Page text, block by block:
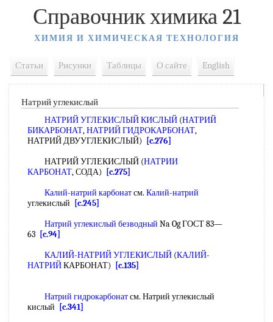
Справочник химика 21
ХИМИЯ И ХИМИЧЕСКАЯ ТЕХНОЛОГИЯ
Статьи Рисунки Таблицы О сайте English
Натрий углекислый
НАТРИЙ УГЛЕКИСЛЫЙ КИСЛЫЙ (НАТРИЙ
БИКАРБОНАТ,НАТРИЙ ГИДРОКАРБОНАТ,
НАТРИЙ ДВУУГЛЕКИСЛЫЙ)
[c.276]
НАТРИЙ УГЛЕКИСЛЫЙ (НАТРИИ
КАРБОНАТ, СОДА)
[c.275]
Калий-натрий карбонатсм. Калий-натрий
углекислый
[c.245]
Натрий углекислый безводный Na Og ГОСТ 83—
63 [c.94]
КАЛИЙ-НАТРИЙ УГЛЕКИСЛЫЙ (КАЛИЙ-
НАТРИЙКАРБОНАТ) [c.135]
Натрий гидрокарбонатсм. Натрий углекислый
кислый
[c.341]